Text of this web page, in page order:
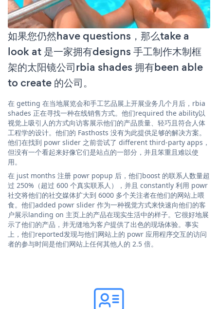
如果您仍然have questions，那么take a
look at 是一家拥有designs 手工制作木制框
架的太阳镜公司rbia shades 拥有been able
to create 的公司。
在 getting 在当地展览会和手工艺品展上开展业务几个月后，rbia
shades 正在寻找一种在线销售方式。他们required the ability以
视觉上吸引人的方式向访客展示他们的产品质量、轻巧且符合人体
工程学的设计。他们的 Fasthosts 没有为此提供足够的解决方案。
他们在找到 powr slider 之前尝试了 different third-party apps，
但没有一个看起来好像它们是站点的一部分，并且笨重且难以使
用。
在 just months 注册 powr popup 后，他们boost 的联系人数量超
过 250%（超过 600 个真实联系人），并且 constantly 利用 powr
社交将他们的社交媒体扩大到 6000 多个关注者在他们的网站上喂
食。他们added powr slider 作为一种视觉方式来快速向他们的客
户展示landing on 主页上的产品在现实生活中的样子。它很好地展
示了他们的产品，并无缝地为客户提供了出色的现场体验。事实
上，他们reported发现与他们网站上的 powr 应用程序交互的访问
者的参与时间是他们网站上任何其他人的 2.5 倍。